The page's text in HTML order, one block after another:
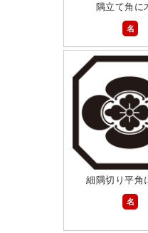
隅立て角に
名
細隅切り平角
名